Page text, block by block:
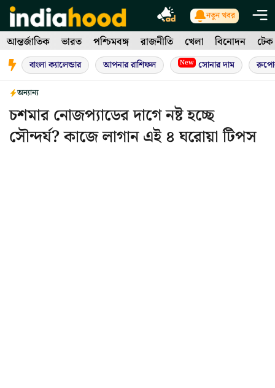
Skip
to
content
নতুন খবর
আন্তর্জাতিক ভারত পশ্চিমবঙ্গ রাজনীতি খেলা বিনোদন টেক
বাংলা ক্যালেন্ডার আপনার রাশিফল New সোনার দাম
অন্যান্য
চশমার নোজপ্যাডের দাগে নষ্ট হচ্ছে
সৌন্দর্য? কাজে লাগান এই ৪ ঘরোয়া টিপস